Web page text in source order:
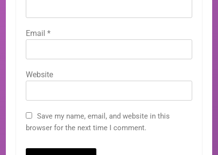
Email *
Website
Save my name, email, and website in this
browser for the next time I comment.